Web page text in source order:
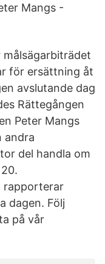
Mangs -
målsägarbiträdet
för ersättning åt
avslutande dag
Rättegången
Peter Mangs
andra
del handla om
rapporterar
dagen. Följ
på vår